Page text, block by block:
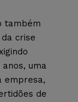
também
crise
uma
empresa,
de